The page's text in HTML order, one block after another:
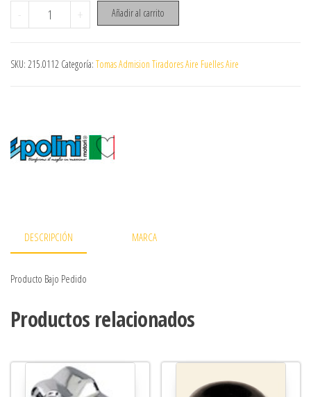
- Toma Polini Doble Admision 19 mm 2t Primavera Vespa 50
+ Añadir al carrito
SKU: 215.0112 Categoría: Tomas Admision Tiradores Aire Fuelles Aire
DESCRIPCIÓN MARCA
Producto Bajo Pedido
Productos relacionados